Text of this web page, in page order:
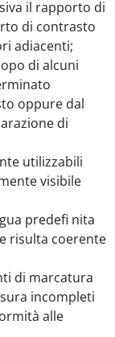
il rapporto di
di contrasto
adiacenti;
di alcuni
oppure dal
di
utilizzabili
visibile
predefi nita
risulta coerente
di marcatura
incompleti
alle